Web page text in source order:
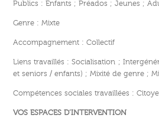
Publics : Enfants ; Préados ; Jeunes ;
Genre : Mixte
Accompagnement : Collectif
Liens travaillés : Socialisation ;
et seniors / enfants) ; Mixité de genre ;
Compétences sociales travaillées :
VOS ESPACES D’INTERVENTION